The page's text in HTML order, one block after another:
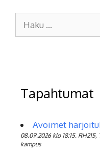
Tapahtumat
Avoimet
08.09.2026 klo 18:15.
kampus